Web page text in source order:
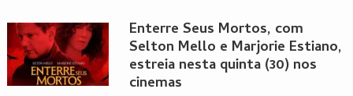
Enterre Seus Mortos, com
Selton Mello e Marjorie Estiano,
estreia nesta quinta (30) nos
cinemas